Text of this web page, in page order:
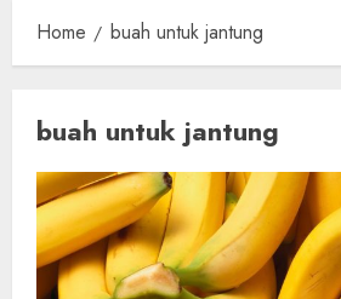
Home buah untuk jantung
buah untuk jantung